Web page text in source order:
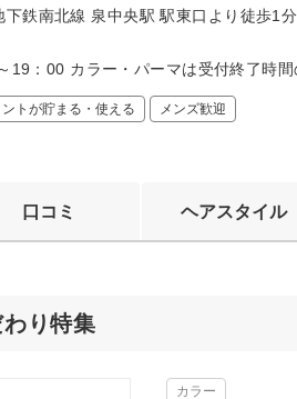
下鉄南北線 泉中央駅 駅東口より徒歩1
19：00 カラー・パーマは受付終了時
ントが貯まる・使える メンズ歓迎
口コミ ヘアスタイル
り特集
カラー